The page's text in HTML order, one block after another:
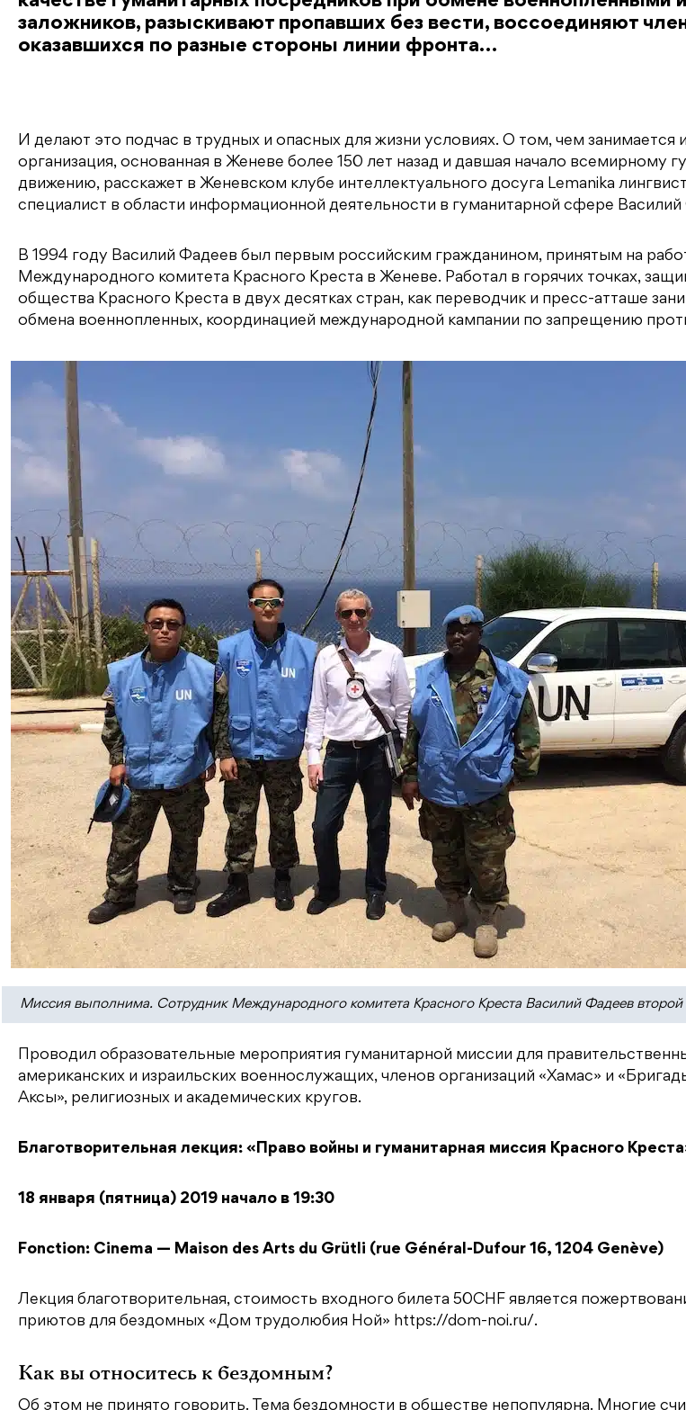
заложников, разыскивают пропавших без вести, воссоединяют
оказавшихся по разные стороны линии фронта…
И делают это подчас в трудных и опасных для жизни условиях. О том, чем занимается и
организация, основанная в Женеве более 150 лет назад и давшая начало всемирному
движению, расскажет в Женевском клубе интеллектуального досуга Lemanika
специалист в области информационной деятельности в гуманитарной сфере
В 1994 году Василий Фадеев был первым российским гражданином, принятым на
Международного комитета Красного Креста в Женеве. Работал в горячих точках,
общества Красного Креста в двух десятках стран, как переводчик и пресс-атташе
обмена военнопленных, координацией международной кампании по запрещению
Миссия выполнима. Сотрудник Международного комитета Красного Креста Василий Фадеев второй
Проводил образовательные мероприятия гуманитарной миссии для
американских и израильских военнослужащих, членов организаций «Хамас» и
Аксы», религиозных и академических кругов.
Благотворительная лекция: «Право войны и гуманитарная миссия Красного
18 января (пятница) 2019 начало в 19:30
Fonction: Cinema — Maison des Arts du Grütli (rue Général-Dufour 16, 1204 Genève)
Лекция благотворительная, стоимость входного билета 50CHF является
приютов для бездомных «Дом трудолюбия Ной» https://dom-noi.ru/.
Как вы относитесь к бездомным?
Об этом не принято говорить. Тема бездомности в обществе непопулярна. Многие